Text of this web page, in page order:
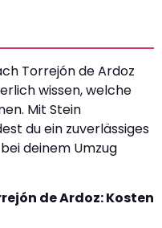
Torrejón de Ardoz
wissen, welche
Mit Stein
du ein zuverlässiges
deinem Umzug
de Ardoz: Kosten